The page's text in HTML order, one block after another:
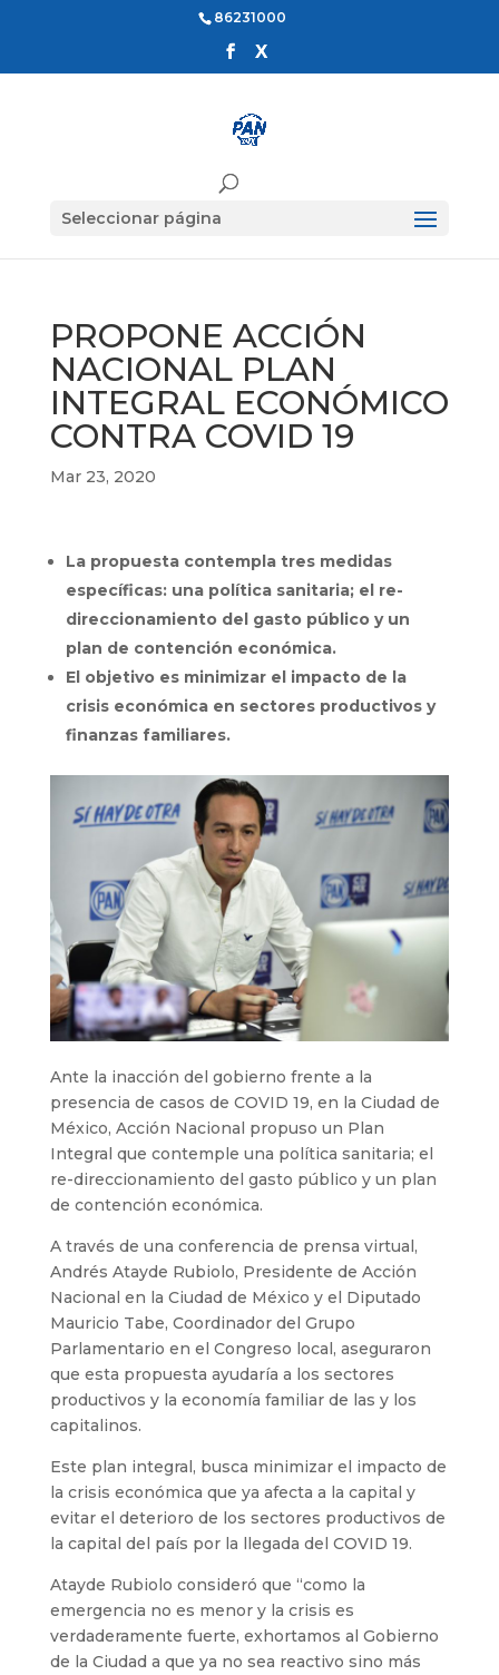
86231000
Seleccionar página
PROPONE ACCIÓN
NACIONAL PLAN
INTEGRAL ECONÓMICO
CONTRA COVID 19
Mar 23, 2020
La propuesta contempla tres medidas
específicas: una política sanitaria; el re-
direccionamiento del gasto público y un
plan de contención económica.
El objetivo es minimizar el impacto de la
crisis económica en sectores productivos y
finanzas familiares.
Ante la inacción del gobierno frente a la
presencia de casos de COVID 19, en la Ciudad de
México, Acción Nacional propuso un Plan
Integral que contemple una política sanitaria; el
re-direccionamiento del gasto público y un plan
de contención económica.
A través de una conferencia de prensa virtual,
Andrés Atayde Rubiolo, Presidente de Acción
Nacional en la Ciudad de México y el Diputado
Mauricio Tabe, Coordinador del Grupo
Parlamentario en el Congreso local, aseguraron
que esta propuesta ayudaría a los sectores
productivos y la economía familiar de las y los
capitalinos.
Este plan integral, busca minimizar el impacto de
la crisis económica que ya afecta a la capital y
evitar el deterioro de los sectores productivos de
la capital del país por la llegada del COVID 19.
Atayde Rubiolo consideró que “como la
emergencia no es menor y la crisis es
verdaderamente fuerte, exhortamos al Gobierno
de la Ciudad a que ya no sea reactivo sino más